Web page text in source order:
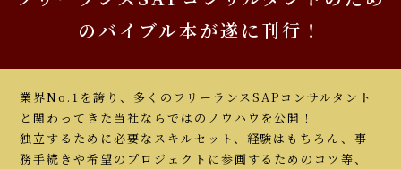
のバイブル本が遂に刊行！
業界No.1を誇り、多くのフリーランスSAPコンサルタント
と関わってきた当社ならではのノウハウを公開！
独立するために必要なスキルセット、経験はもちろん、事
務手続きや希望のプロジェクトに参画するためのコツ等、